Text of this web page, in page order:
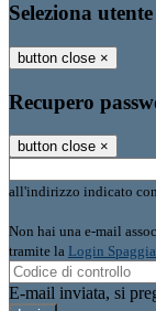
Seleziona utente
button close ×
Recupero
button close ×
all'indirizzo indicato
Non hai una e-mail
tramite la Login
E-mail inviata, si